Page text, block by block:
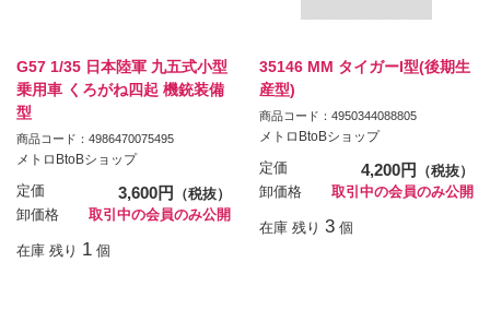
G57 1/35 日本陸軍 九五式小型
乗用車 くろがね四起 機銃装備
型
商品コード：4986470075495
メトロBtoBショップ
定価 3,600円
（税抜）
卸価格
取引中の会員のみ公開
在庫 残り 1 個
35146 MM タイガーI型(後期生
産型)
商品コード：4950344088805
メトロBtoBショップ
定価 4,200円
（税抜）
卸価格
取引中の会員のみ公開
在庫 残り 3 個